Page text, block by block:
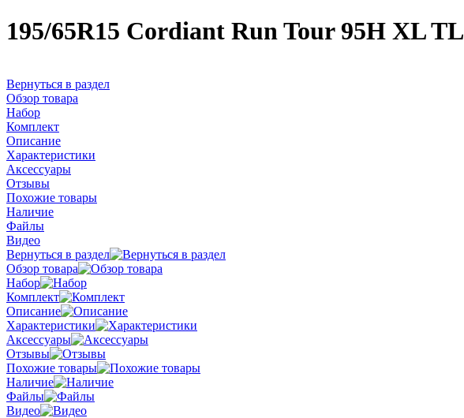
195/65R15 Cordiant Run Tour 95H XL TL
Вернуться в раздел
Обзор товара
Набор
Комплект
Описание
Характеристики
Аксессуары
Отзывы
Похожие товары
Наличие
Файлы
Видео
Вернуться в раздел
Обзор товара
Набор
Комплект
Описание
Характеристики
Аксессуары
Отзывы
Похожие товары
Наличие
Файлы
Видео